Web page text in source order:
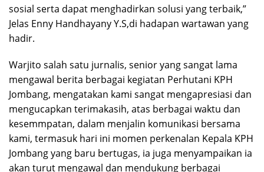
sosial serta dapat menghadirkan solusi yang terbaik,”
Jelas Enny Handhayany Y.S,di hadapan wartawan yang
hadir.
Warjito salah satu jurnalis, senior yang sangat lama
mengawal berita berbagai kegiatan Perhutani KPH
Jombang, mengatakan kami sangat mengapresiasi dan
mengucapkan terimakasih, atas berbagai waktu dan
kesemmpatan, dalam menjalin komunikasi bersama
kami, termasuk hari ini momen perkenalan Kepala KPH
Jombang yang baru bertugas, ia juga menyampaikan ia
akan turut mengawal dan mendukung berbagai